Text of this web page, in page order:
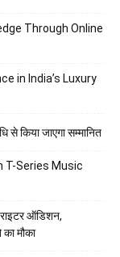
Through Online
in India’s Luxury
से किया जाएगा सम्मानित
T-Series Music
ऑडिशन,
मौका